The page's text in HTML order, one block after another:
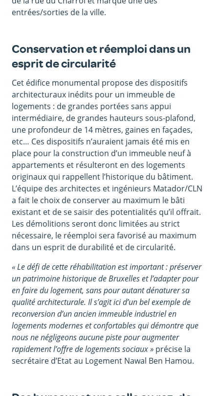
entrées/sorties de la ville.
Conservation et réemploi dans un
esprit de circularité
Cet édifice monumental propose des dispositifs
architecturaux inédits pour un immeuble de
logements : de grandes portées sans appui
intermédiaire, de grandes hauteurs sous-plafond,
une profondeur de 14 mètres, gaines en façades,
etc… Ces dispositifs n’auraient jamais été mis en
place pour la construction d’un immeuble neuf à
appartements et résulteront en des logements
originaux qui rappellent l’historique du bâtiment.
L’équipe des architectes et ingénieurs Matador/CLN
a fait le choix de conserver au maximum le bâti
existant et de se saisir des potentialités qu’il offrait.
Les démolitions seront donc limitées au strict
nécessaire, le réemploi sera favorisé au maximum
dans un esprit de durabilité et de circularité.
« Le défi de cette réhabilitation est important : préserver
un patrimoine historique de Bruxelles et l’adapter pour
en faire du logement, sans pour autant dénaturer sa
qualité architecturale. Il s’agit ici d’un bel exemple de
reconversion d’un ancien immeuble industriel en
logements modernes et confortables qui démontre que
nous ne négligeons aucune piste pour augmenter
rapidement l’offre de logements sociaux » précise la
secrétaire d’Etat au Logement Nawal Ben Hamou.